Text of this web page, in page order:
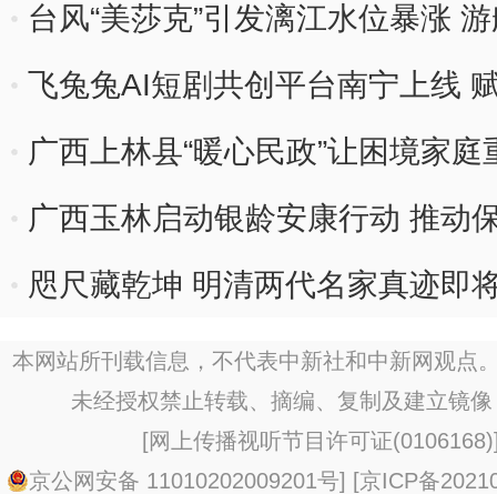
台风“美莎克”引发漓江水位暴涨
飞兔兔AI短剧共创平台南宁上线
广西上林县“暖心民政”让困境家
广西玉林启动银龄安康行动 推动
咫尺藏乾坤 明清两代名家真迹即
本网站所刊载信息，不代表中新社和中新网观点
未经授权禁止转载、摘编、复制及建立镜
[网上传播视听节目许可证(0106168)
京公网安备 11010202009201号] [京ICP备